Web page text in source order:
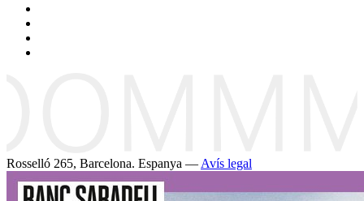
Rosselló 265, Barcelona. Espanya — Avís legal